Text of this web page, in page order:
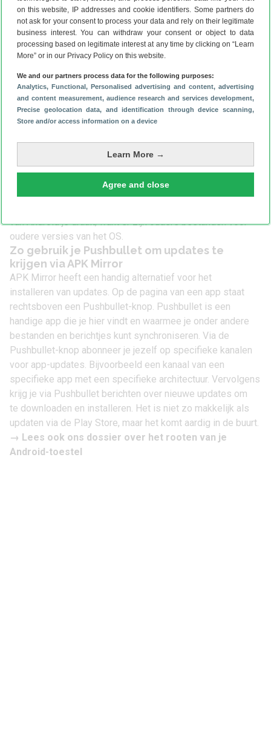
on this website, IP addresses and cookie identifiers. Some partners do
not ask for your consent to process your data and rely on their legitimate
business interest. You can withdraw your consent or object to data
processing based on legitimate interest at any time by clicking on “Learn
More” or in our Privacy Policy on this website.
We and our partners process data for the following purposes:
Analytics, Functional, Personalised advertising and content, advertising
and content measurement, audience research and services development,
Precise geolocation data, and identification through device scanning,
Store and/or access information on a device
Learn More →
Agree and close
website enkel gratis apps uit de Play Store. Hier vind je
dus geen illegale downloads van programma’s waar je
eigenlijk voor moet betalen. Apps als Netflix kun je zonder
problemen binnenhengelen. Zelf gebruiken we APK Mirror
geregeld om bijvoorbeeld updates te testen die nog niet
naar ons zijn uitgerold.
Om een app te downloaden, kijk je naar de nieuwste
Vervolgens kies je de juiste app-versie. Er zijn namelijk
vaak verschillende varianten beschikbaar voor arm- en x86-
hebt, download je de app
van Android je draait, want er zijn oudere bestanden voor
oudere versies van het OS.
Zo gebruik je Pushbullet om updates te
krijgen via APK Mirror
APK Mirror heeft een handig alternatief voor het
installeren van updates. Op de pagina van een app staat
rechtsboven een Pushbullet-knop. Pushbullet is een
handige app die je hier vindt en waarmee je onder andere
bestanden en berichtjes kunt synchroniseren. Via de
Pushbullet-knop abonneer je jezelf op specifieke kanalen
voor app-updates. Bijvoorbeeld een kanaal van een
specifieke app met een specifieke architectuur. Vervolgens
krijg je via Pushbullet berichten over nieuwe updates om
te downloaden en installeren. Het is niet zo makkelijk als
updaten via de Play Store, maar het komt aardig in de buurt.
→ Lees ook ons dossier over het rooten van je
Android-toestel